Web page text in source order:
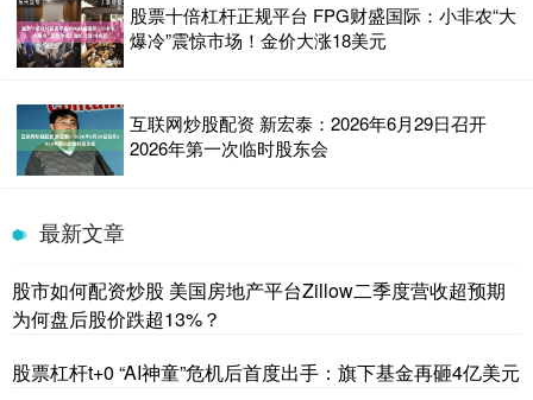
股票十倍杠杆正规平台 FPG财盛国际：小非农“大
爆冷”震惊市场！金价大涨18美元
互联网炒股配资 新宏泰：2026年6月29日召开
2026年第一次临时股东会
最新文章
股市如何配资炒股 美国房地产平台Zillow二季度营收超预期
为何盘后股价跌超13%？
股票杠杆t+0 “AI神童”危机后首度出手：旗下基金再砸4亿美元